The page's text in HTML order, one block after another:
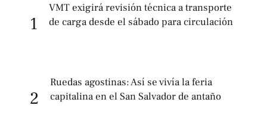
1
VMT exigirá revisión técnica a transporte
de carga desde el sábado para circulación
2
Ruedas agostinas: Así se vivía la feria
capitalina en el San Salvador de antaño